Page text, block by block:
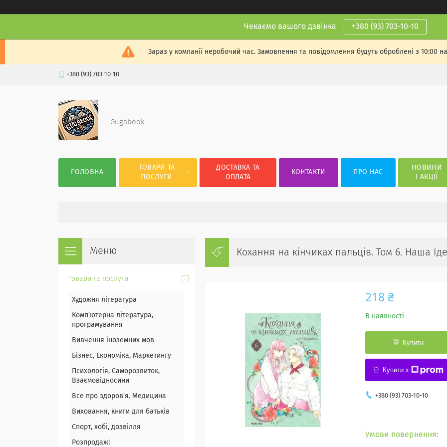
Чекаємо вашого дзвінка +380 (93) 703-10-10
Зараз у компанії неробочий час. Замовлення та повідомлення будуть оброблені з 10:00
+380 (93) 703-10-10
Gugabook
ГОЛОВНА
ТОВАРИ ТА
ПОСЛУГИ
ДОСТАВКА ТА
ОПЛАТА
КОНТАКТИ ПРО НАС
НОВИНИ
І АКЦІЇ
Кохання на кінчиках пальців. Том 6. Наша
218 ₴
В наявності
Купити
Купити з
+380 (93) 703-10-10
Товари та послуги
Художня література
Комп'ютерна література,
програмування
Вивчення іноземних мов
Бізнес, Економіка, Маркетингу
Психологія, Саморозвиток,
Взаємовідносини
Все про здоров'я. Медицина
Виховання, книги для батьків
Спорт, хобі, дозвілля
Розпродаж!